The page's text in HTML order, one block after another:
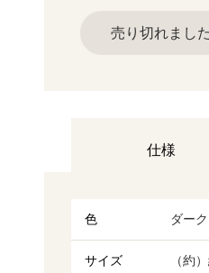
売り切れました
仕様
色 ダー
サイズ （約